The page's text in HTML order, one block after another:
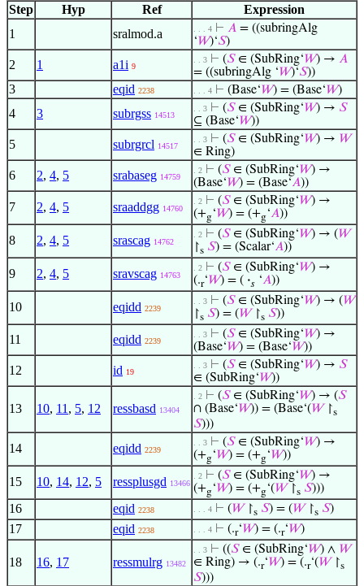
Step
Hyp Ref
Expression
1
sralmod.a . . . 4 ⊢ 𝐴 = ((subringAlg
‘𝑊)‘𝑆)
2 1 a1i 9
. . 3 ⊢ (𝑆∈ (SubRing‘𝑊) → 𝐴
= ((subringAlg ‘𝑊)‘𝑆))
3 eqid 2238 . . . 4 ⊢ (Base‘𝑊) = (Base‘𝑊)
4 3 subrgss 14513
. . 3 ⊢ (𝑆∈ (SubRing‘𝑊) → 𝑆
⊆ (Base‘𝑊))
5 subrgrcl 14517
. . 3 ⊢ (𝑆∈ (SubRing‘𝑊) → 𝑊
∈ Ring)
6 2, 4, 5 srabaseg 14759
. 2 ⊢ (𝑆∈ (SubRing‘𝑊) →
(Base‘𝑊) = (Base‘𝐴))
7 2, 4, 5 sraaddgg 14760
. 2 ⊢ (𝑆∈ (SubRing‘𝑊) →
(+g‘𝑊) = (+g‘𝐴))
8 2, 4, 5 srascag 14762
. 2 ⊢ (𝑆∈ (SubRing‘𝑊) → (𝑊
↾s 𝑆) = (Scalar‘𝐴))
9 2, 4, 5 sravscag 14763
. 2 ⊢ (𝑆∈ (SubRing‘𝑊) →
(.r‘𝑊) = ( ·𝑠 ‘𝐴))
10 eqidd 2239
. . 3 ⊢ (𝑆∈ (SubRing‘𝑊) → (𝑊
↾s 𝑆) = (𝑊↾s 𝑆))
11 eqidd 2239
. . 3 ⊢ (𝑆∈ (SubRing‘𝑊) →
(Base‘𝑊) = (Base‘𝑊))
12 id 19
. . 3 ⊢ (𝑆∈ (SubRing‘𝑊) → 𝑆
∈ (SubRing‘𝑊))
13 10, 11 , 5, 12 ressbasd 13404
. 2 ⊢ (𝑆∈ (SubRing‘𝑊) → (𝑆
∩ (Base‘𝑊)) = (Base‘(𝑊↾s
𝑆)))
14 eqidd 2239
. . 3 ⊢ (𝑆∈ (SubRing‘𝑊) →
(+g‘𝑊) = (+g‘𝑊))
15 10, 14, 12, 5 ressplusgd 13466
. 2 ⊢ (𝑆∈ (SubRing‘𝑊) →
(+g‘𝑊) = (+g‘(𝑊↾s 𝑆)))
16 eqid 2238 . . . 4 ⊢ (𝑊↾s 𝑆) = (𝑊↾s 𝑆)
17 eqid 2238 . . . 4 ⊢ (.r‘𝑊) = (.r‘𝑊)
18 16, 17 ressmulrg 13482
. . 3 ⊢ ((𝑆∈ (SubRing‘𝑊) ∧ 𝑊
∈ Ring) → (.r‘𝑊) = (.r‘(𝑊↾s
𝑆)))